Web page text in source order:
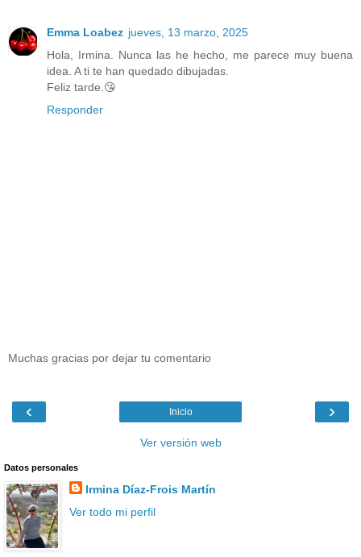
Emma Loabez jueves, 13 marzo, 2025
Hola, Irmina. Nunca las he hecho, me parece muy buena
idea. A ti te han quedado dibujadas.
Feliz tarde.😘
Responder
Muchas gracias por dejar tu comentario
‹ ›
Inicio
Ver versión web
Datos personales
Irmina Díaz-Frois Martín
Ver todo mi perfil